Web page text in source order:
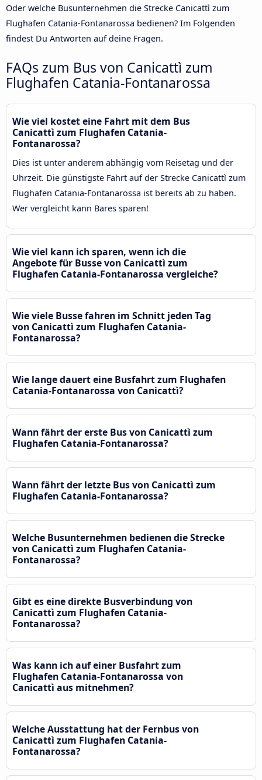
Oder welche Busunternehmen die Strecke Canicattì zum
Flughafen Catania-Fontanarossa bedienen? Im Folgenden
findest Du Antworten auf deine Fragen.
FAQs zum Bus von Canicattì zum
Flughafen Catania-Fontanarossa
Wie viel kostet eine Fahrt mit dem Bus
Canicattì zum Flughafen Catania-
Fontanarossa?
Dies ist unter anderem abhängig vom Reisetag und der
Uhrzeit. Die günstigste Fahrt auf der Strecke Canicattì zum
Flughafen Catania-Fontanarossa ist bereits ab zu haben.
Wer vergleicht kann Bares sparen!
Wie viel kann ich sparen, wenn ich die
Angebote für Busse von Canicattì zum
Flughafen Catania-Fontanarossa vergleiche?
Wie viele Busse fahren im Schnitt jeden Tag
von Canicattì zum Flughafen Catania-
Fontanarossa?
Wie lange dauert eine Busfahrt zum Flughafen
Catania-Fontanarossa von Canicattì?
Wann fährt der erste Bus von Canicattì zum
Flughafen Catania-Fontanarossa?
Wann fährt der letzte Bus von Canicattì zum
Flughafen Catania-Fontanarossa?
Welche Busunternehmen bedienen die Strecke
von Canicattì zum Flughafen Catania-
Fontanarossa?
Gibt es eine direkte Busverbindung von
Canicattì zum Flughafen Catania-
Fontanarossa?
Was kann ich auf einer Busfahrt zum
Flughafen Catania-Fontanarossa von
Canicattì aus mitnehmen?
Welche Ausstattung hat der Fernbus von
Canicattì zum Flughafen Catania-
Fontanarossa?